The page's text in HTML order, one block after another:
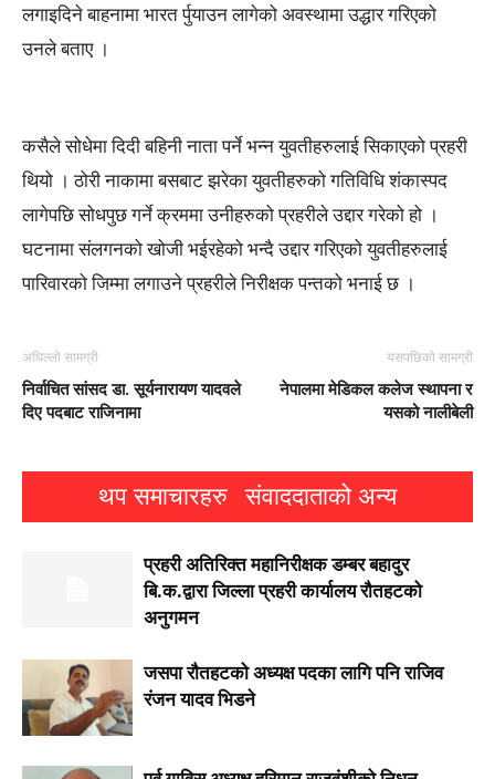
लगाइदिने बाहनामा भारत र्पुयाउन लागेको अवस्थामा उद्धार गरिएको
उनले बताए ।
कसैले सोधेमा दिदी बहिनी नाता पर्ने भन्न युवतीहरुलाई सिकाएको प्रहरी
थियो । ठोरी नाकामा बसबाट झरेका युवतीहरुको गतिविधि शंकास्पद
लागेपछि सोधपुछ गर्ने क्रममा उनीहरुको प्रहरीले उद्दार गरेको हो ।
घटनामा संलगनको खोजी भईरहेको भन्दै उद्दार गरिएको युवतीहरुलाई
पारिवारको जिम्मा लगाउने प्रहरीले निरीक्षक पन्तको भनाई छ ।
अघिल्लो सामग्री
निर्वाचित सांसद डा. सूर्यनारायण यादवले
दिए पदबाट राजिनामा
यसपछिको सामग्री
नेपालमा मेडिकल कलेज स्थापना र
यसको नालीबेली
थप समाचारहरु संवाददाताको अन्य
प्रहरी अतिरिक्त महानिरीक्षक डम्बर बहादुर
बि.क.द्वारा जिल्ला प्रहरी कार्यालय रौतहटको
अनुगमन
जसपा राैतहटको अध्यक्ष पदका लागि पनि राजिव
रंजन यादव भिडने